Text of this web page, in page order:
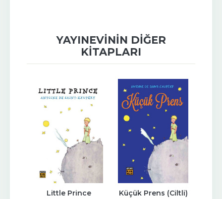
YAYINEVININ DIĞER
KITAPLARI
Little Prince Küçük Prens (Ciltli)